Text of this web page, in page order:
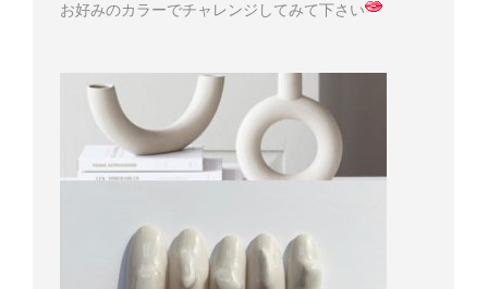
お好みのカラーでチャレンジしてみて下さい